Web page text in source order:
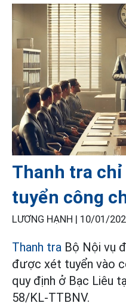
Thanh tra chỉ
tuyển công
LƯƠNG HẠNH | 10/01/
Thanh tra Bộ Nội vụ
được xét tuyển vào
quy định ở Bạc Liêu
58/KL-TTBNV.